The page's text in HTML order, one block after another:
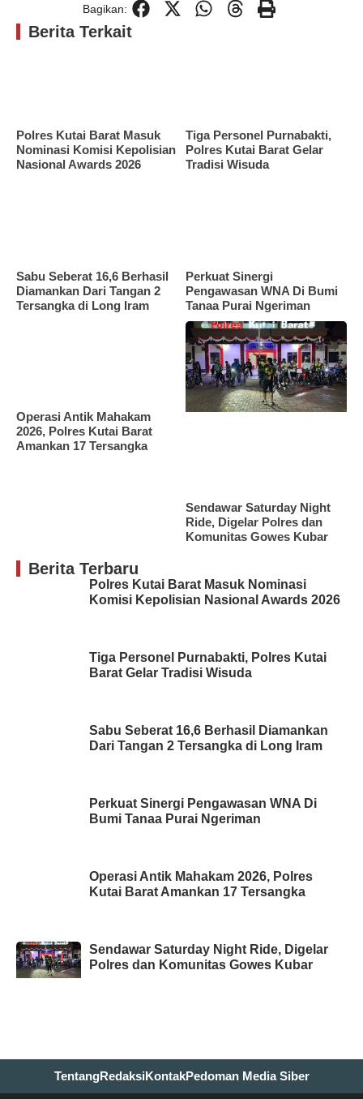
Bagikan:
Berita Terkait
Polres Kutai Barat Masuk
Nominasi Komisi Kepolisian
Nasional Awards 2026
Tiga Personel Purnabakti,
Polres Kutai Barat Gelar
Tradisi Wisuda
Sabu Seberat 16,6 Berhasil
Diamankan Dari Tangan 2
Tersangka di Long Iram
Perkuat Sinergi
Pengawasan WNA Di Bumi
Tanaa Purai Ngeriman
Operasi Antik Mahakam
2026, Polres Kutai Barat
Amankan 17 Tersangka
Sendawar Saturday Night
Ride, Digelar Polres dan
Komunitas Gowes Kubar
Berita Terbaru
Polres Kutai Barat Masuk Nominasi
Komisi Kepolisian Nasional Awards 2026
Tiga Personel Purnabakti, Polres Kutai
Barat Gelar Tradisi Wisuda
Sabu Seberat 16,6 Berhasil Diamankan
Dari Tangan 2 Tersangka di Long Iram
Perkuat Sinergi Pengawasan WNA Di
Bumi Tanaa Purai Ngeriman
Operasi Antik Mahakam 2026, Polres
Kutai Barat Amankan 17 Tersangka
Sendawar Saturday Night Ride, Digelar
Polres dan Komunitas Gowes Kubar
TentangRedaksiKontakPedoman Media Siber